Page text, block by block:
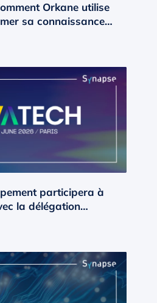
Orkane utilise
sa connaissance
croissance ?
participera à
la délégation